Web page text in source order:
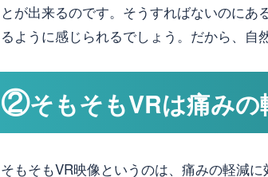
とが出来るのです。そうすればないのに
るように感じられるでしょう。だから、自
②そもそもVRは痛みの
そもそもVR映像というのは、痛みの軽減に